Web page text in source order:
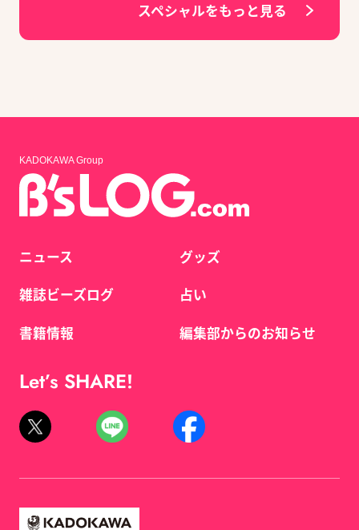
スペシャルをもっと見る
KADOKAWA Group
ニュース
雑誌ビーズログ
書籍情報
グッズ
占い
編集部からのお知らせ
Let’s SHARE!